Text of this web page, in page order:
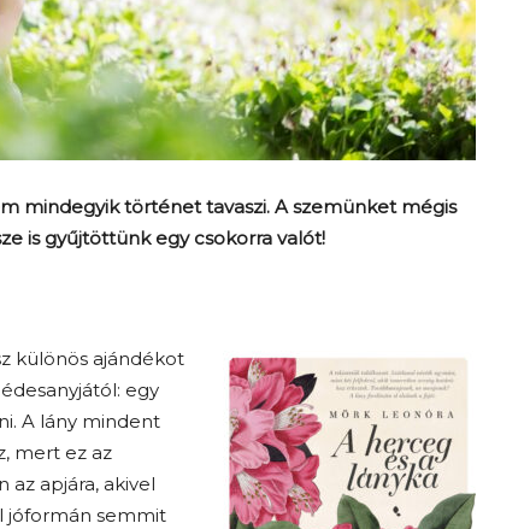
család
mindegyik történet tavaszi. A szemünket mégis
is gyűjtöttünk egy csokorra valót!
különös ajándékot
egy
A lány mindent
mert ez az
az apjára, akivel
jóformán semmit